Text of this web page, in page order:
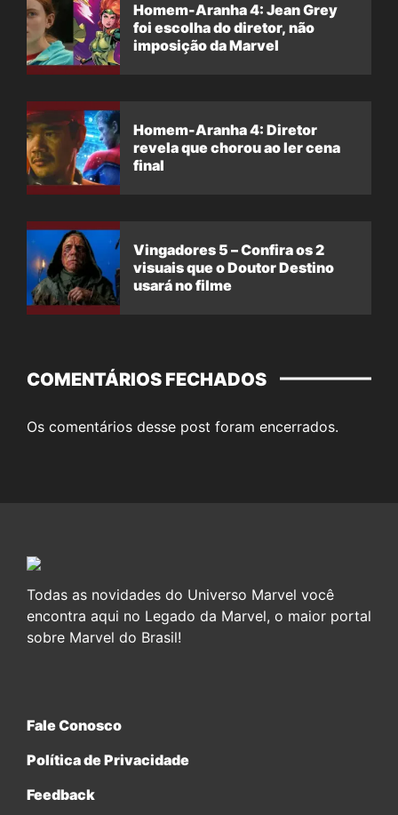
Homem-Aranha 4: Jean Grey
foi escolha do diretor, não
imposição da Marvel
Homem-Aranha 4: Diretor
revela que chorou ao ler cena
final
Vingadores 5 – Confira os 2
visuais que o Doutor Destino
usará no filme
COMENTÁRIOS FECHADOS
Os comentários desse post foram encerrados.
Todas as novidades do Universo Marvel você
encontra aqui no Legado da Marvel, o maior portal
sobre Marvel do Brasil!
Fale Conosco
Política de Privacidade
Feedback